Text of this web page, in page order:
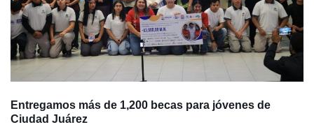
Entregamos más de 1,200 becas para jóvenes de
Ciudad Juárez